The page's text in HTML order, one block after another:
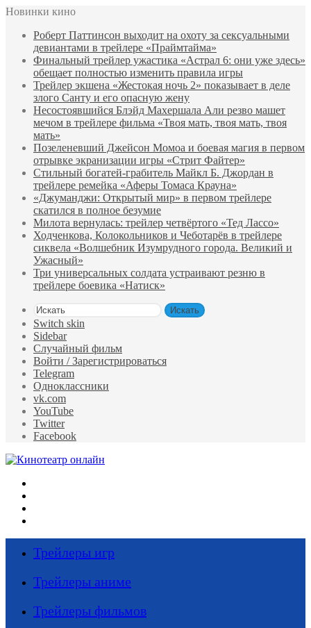
Новинки кино
Роберт Паттинсон выходит на охоту за сексуальными
девиантами в трейлере «Праймтайма»
Финальный трейлер ужастика «Астрал 6: они уже здесь»
обещает полностью изменить правила игры
Трейлер экшена «Жестокая ночь 2» показывает в деле
злого Санту и его опасную жену
Несостоявшийся Блэйд Махершала Али резво машет
мечом в трейлере фильма «Твоя мать, твоя мать, твоя
мать»
Позеленевший Джейсон Момоа и боевая магия в первом
отрывке экранизации игры «Стрит Файтер»
Стильный богатей-грабитель Майкл Б. Джордан в
трейлере ремейка «Аферы Томаса Крауна»
«Джуманджи: Открытый мир» в первом трейлере
скатился в полное безумие
Милота вернулась: трейлер четвёртого «Тед Лассо»
Ходченкова, Колокольников и Чеботарёв в трейлере
сиквела «Волшебник Изумрудного города. Великий и
Ужасный»
Три универсальных солдата устраивают резню в
трейлере боевика «Натиск»
Искать
Switch skin
Sidebar
Случайный фильм
Войти / Зарегистрироваться
Telegram
Одноклассники
vk.com
YouTube
Twitter
Facebook
Трейлеры игр
Трейлеры аниме
Трейлеры фильмов